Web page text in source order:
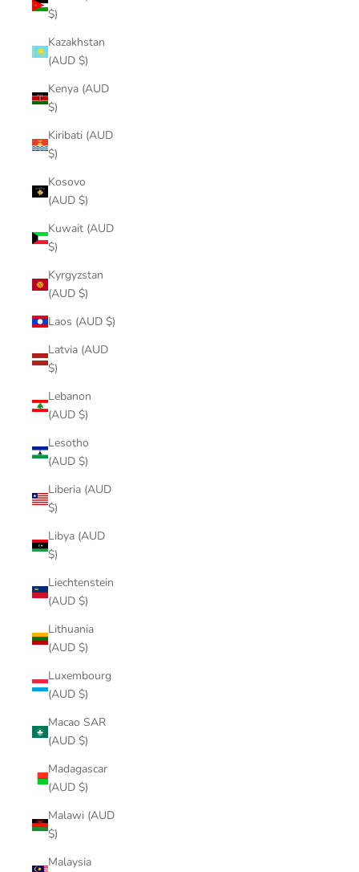
$)
Kazakhstan
(AUD $)
Kenya (AUD
$)
Kiribati (AUD
$)
Kosovo
(AUD $)
Kuwait (AUD
$)
Kyrgyzstan
(AUD $)
Laos (AUD $)
Latvia (AUD
$)
Lebanon
(AUD $)
Lesotho
(AUD $)
Liberia (AUD
$)
Libya (AUD
$)
Liechtenstein
(AUD $)
Lithuania
(AUD $)
Luxembourg
(AUD $)
Macao SAR
(AUD $)
Madagascar
(AUD $)
Malawi (AUD
$)
Malaysia